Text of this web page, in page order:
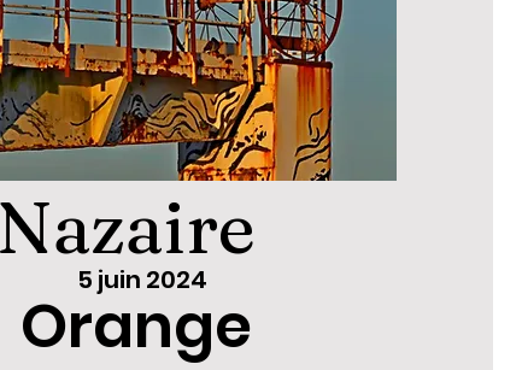
5 juin 2024
Orange